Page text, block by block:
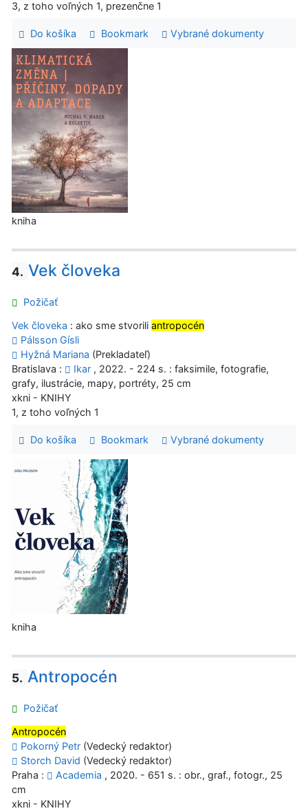
3, z toho voľných 1, prezenčne 1
Do košíka Bookmark Vybrané dokumenty
kniha
4. Vek človeka
Požičať
Vek človeka : ako sme stvorili antropocén
Pálsson Gísli
Hyžná Mariana (Prekladateľ)
Bratislava :
Ikar , 2022. - 224 s. : faksimile, fotografie,
grafy, ilustrácie, mapy, portréty, 25 cm
xkni - KNIHY
1, z toho voľných 1
Do košíka Bookmark Vybrané dokumenty
kniha
5. Antropocén
Požičať
Antropocén
Pokorný Petr (Vedecký redaktor)
Storch David (Vedecký redaktor)
Praha :
Academia , 2020. - 651 s. : obr., graf., fotogr., 25
cm
xkni - KNIHY